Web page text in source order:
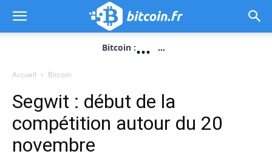
Bitcoin :... ...
Accueil Bitcoin
Segwit : début de la
compétition autour du 20
novembre